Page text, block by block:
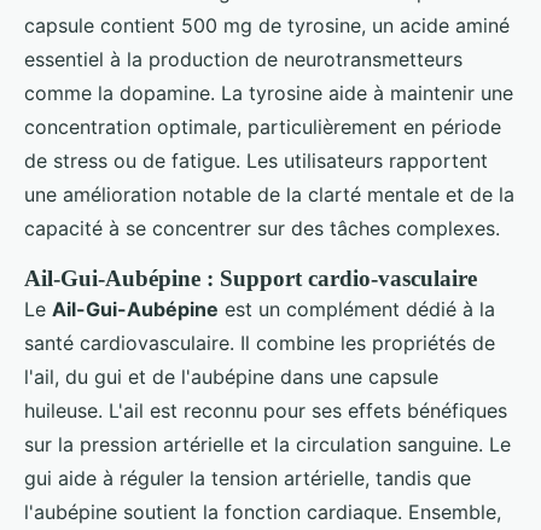
capsule contient 500 mg de tyrosine, un acide aminé
essentiel à la production de neurotransmetteurs
comme la dopamine. La tyrosine aide à maintenir une
concentration optimale, particulièrement en période
de stress ou de fatigue. Les utilisateurs rapportent
une amélioration notable de la clarté mentale et de la
capacité à se concentrer sur des tâches complexes.
Ail-Gui-Aubépine : Support cardio-vasculaire
Le Ail-Gui-Aubépine est un complément dédié à la
santé cardiovasculaire. Il combine les propriétés de
l'ail, du gui et de l'aubépine dans une capsule
huileuse. L'ail est reconnu pour ses effets bénéfiques
sur la pression artérielle et la circulation sanguine. Le
gui aide à réguler la tension artérielle, tandis que
l'aubépine soutient la fonction cardiaque. Ensemble,